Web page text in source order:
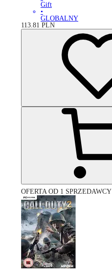
Gift
•
GLOBALNY
113.81 PLN
OFERTA OD 1 SPRZEDAWCY